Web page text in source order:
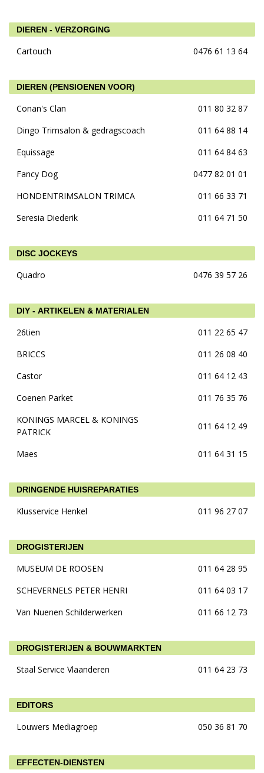
DIEREN - VERZORGING
Cartouch 0476 61 13 64
DIEREN (PENSIOENEN VOOR)
Conan's Clan
011 80 32 87
Dingo Trimsalon & gedragscoach
011 64 88 14
Equissage
011 64 84 63
Fancy Dog
0477 82 01 01
HONDENTRIMSALON TRIMCA
011 66 33 71
Seresia Diederik
011 64 71 50
DISC JOCKEYS
Quadro 0476 39 57 26
DIY - ARTIKELEN & MATERIALEN
26tien
011 22 65 47
BRICCS
011 26 08 40
Castor
011 64 12 43
Coenen Parket
011 76 35 76
KONINGS MARCEL & KONINGS
PATRICK
011 64 12 49
Maes 011 64 31 15
DRINGENDE HUISREPARATIES
Klusservice Henkel 011 96 27 07
DROGISTERIJEN
MUSEUM DE ROOSEN
011 64 28 95
SCHEVERNELS PETER HENRI
011 64 03 17
Van Nuenen Schilderwerken
011 66 12 73
DROGISTERIJEN & BOUWMARKTEN
Staal Service Vlaanderen 011 64 23 73
EDITORS
Louwers Mediagroep 050 36 81 70
EFFECTEN-DIENSTEN